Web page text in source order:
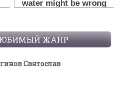
ЖАНР
Святослав